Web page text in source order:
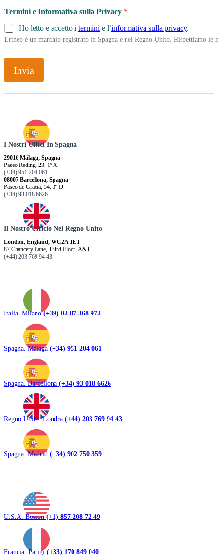
Termini e Informativa sulla Privacy *
Ho letto e accetto i termini e l’informativa sulla privacy.
Ertheo è un marchio registrato in Spagna e nel Regno Unito. Rispettiamo
Invia
I Nostri Uffici In Spagna
29016 Málaga, Spagna
Paseo Reding, 23. 1º A.
(+34) 951 204 061
08007 Barcellona, ​​Spagna
Paseo de Gracia, 54. 3º D.
(+34) 93 018 6626
Il Nostro Ufficio Nel Regno Unito
London, England, WC2A 1ET
87 Chancery Lane, Third Floor, A&T
(+44) 203 769 94 43
Italia. Milano(+39) 02 87 368 972
Spagna. Málaga (+34) 951 204 061
Spagna. Barcellona (+34) 93 018 6626
Regno Unito. Londra (+44) 203 769 94 43
Spagna. Madrid (+34) 902 750 359
U.S.A. Boston(+1) 857 208 72 49
Francia. Parigi(+33) 170 849 040